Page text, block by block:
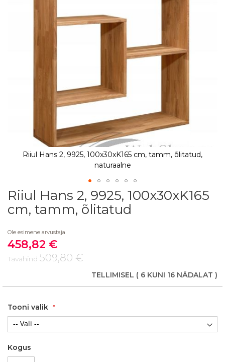
Riiul Hans 2, 9925, 100x30xK165 cm, tamm, õlitatud,
naturaalne
Skip
to
the
of
the
images
gallery
Riiul Hans 2, 9925, 100x30xK165
cm, tamm, õlitatud
Ole esimene arvustaja
Soodushind
458,82 €
Tavahind 509,80 €
TELLIMISEL ( 6 KUNI 16 NÄDALAT )
Tooni valik
Kogus